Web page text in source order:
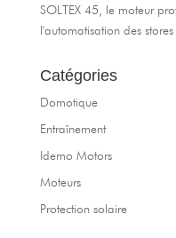
SOLTEX 45, le moteur
l'automatisation des stores
Catégories
Domotique
Entraînement
Idemo Motors
Moteurs
Protection solaire